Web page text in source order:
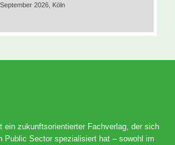
2026, Köln
ein zukunftsorientierter Fachverlag, der sich
Public Sector spezialisiert hat – sowohl im